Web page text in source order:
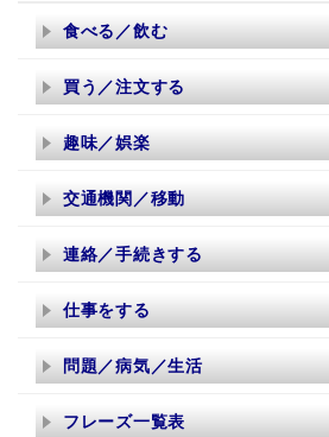
食べる／飲む
買う／注文する
趣味／娯楽
交通機関／移動
連絡／手続きする
仕事をする
問題／病気／生活
フレーズ一覧表